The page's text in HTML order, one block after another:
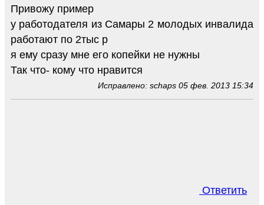
Привожу пример
у работодателя из Самары 2 молодых инвалида
работают по 2тыс р
я ему сразу мне его копейки не нужны
Так что- кому что нравится
Исправлено: schaps 05 фев. 2013 15:34
Ответить